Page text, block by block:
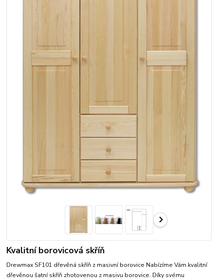
Kvalitní borovicová skříň
Drewmax SF101 dřevěná skříň z masivní borovice Nabízíme Vám kvalitní
dřevěnou šatní skříň zhotovenou z masivu borovice. Díky svému